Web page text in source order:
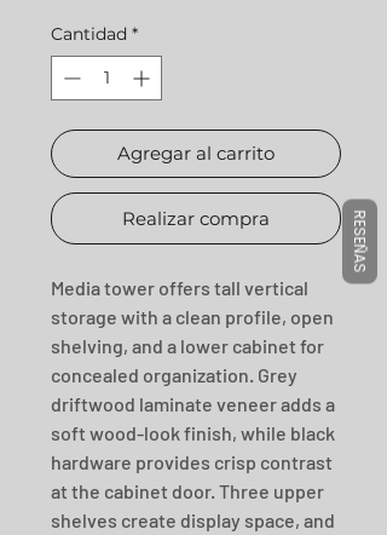
Cantidad *
Agregar al carrito
Realizar compra
Media tower offers tall vertical
storage with a clean profile, open
shelving, and a lower cabinet for
concealed organization. Grey
driftwood laminate veneer adds a
soft wood-look finish, while black
hardware provides crisp contrast
at the cabinet door. Three upper
shelves create display space, and
RESEÑAS